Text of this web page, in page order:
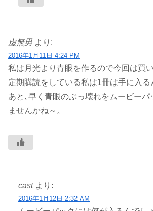
虚無男 より:
2016年1月11日 4:24 PM
私は月光より青眼を作るので今回は買
定期購読をしている私は1冊は手に入る
あと､早く青眼のぶっ壊れをムービー
ませんかね～。
cast より:
2016年1月12日 2:32 AM